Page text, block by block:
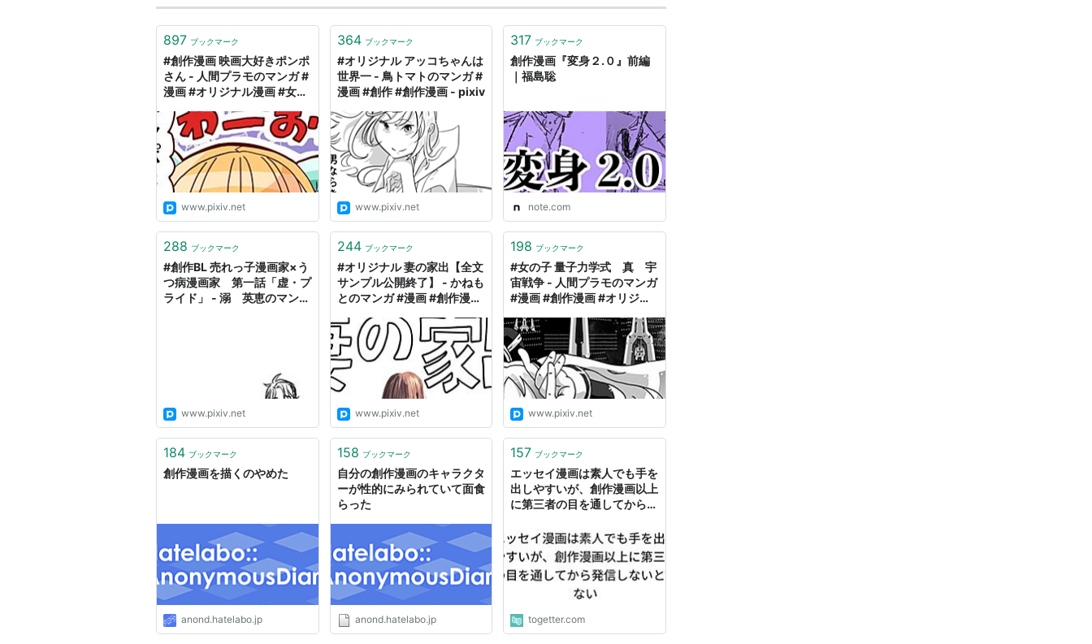
897 ブックマーク
#創作漫画 映画大好きポンポ
さん - 人間プラモのマンガ #
漫画 #オリジナル漫画 #女の
www.pixiv.net
364 ブックマーク
#オリジナル アッコちゃんは
世界一 - 鳥トマトのマンガ #
漫画 #創作 #創作漫画 - pixiv
www.pixiv.net
317 ブックマーク
創作漫画『変身２.０』前編
｜福島聡
note.com
288 ブックマーク
#創作BL 売れっ子漫画家×う
つ病漫画家 第一話「虚・プ
ライド」 - 溺 英恵のマンガ
www.pixiv.net
244 ブックマーク
#オリジナル 妻の家出【全文
サンプル公開終了】 - かねも
とのマンガ #漫画 #創作漫画
www.pixiv.net
198 ブックマーク
#女の子 量子力学式 真 宇
宙戦争 - 人間プラモのマンガ
#漫画 #創作漫画 #オリジナ
www.pixiv.net
184 ブックマーク
創作漫画を描くのやめた
anond.hatelabo.jp
158 ブックマーク
自分の創作漫画のキャラクタ
ーが性的にみられていて面食
らった
anond.hatelabo.jp
157 ブックマーク
エッセイ漫画は素人でも手を
出しやすいが、創作漫画以上
に第三者の目を通してから発
togetter.com